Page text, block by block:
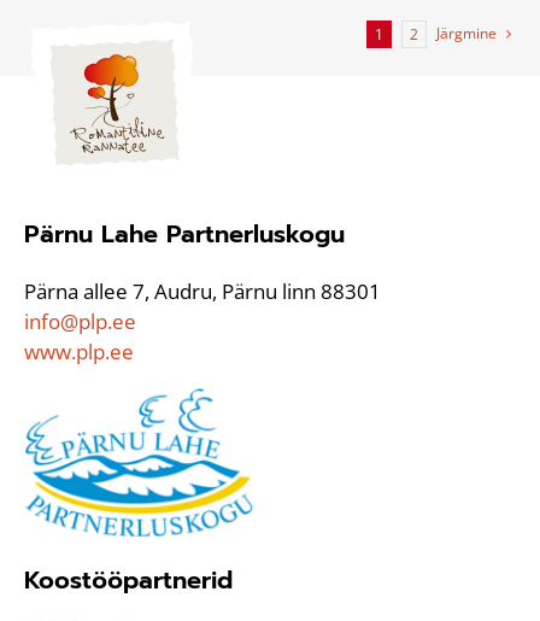
1 2 Järgmine
Pärnu Lahe Partnerluskogu
Pärna allee 7, Audru, Pärnu linn 88301
info@plp.ee
www.plp.ee
Koostööpartnerid